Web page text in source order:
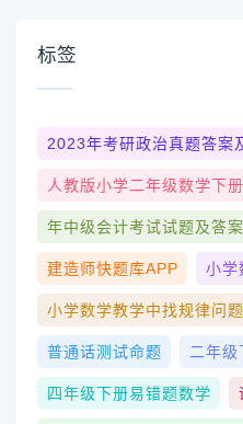
标签
2023年考研政治真题答案
人教版小学二年级数学下
年中级会计考试试题及答
建造师快题库APP 小学
小学数学教学中找规律问
普通话测试命题 二年
四年级下册易错题数学